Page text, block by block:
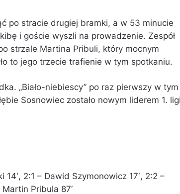
po stracie drugiej bramki, a w 53 minucie
i goście wyszli na prowadzenie. Zespół
strzale Martina Pribuli, który mocnym
to jego trzecie trafienie w tym spotkaniu.
„Biało-niebiescy” po raz pierwszy w tym
Sosnowiec zostało nowym liderem 1.
2:1 – Dawid Szymonowicz 17′, 2:2 –
Pribula 87′